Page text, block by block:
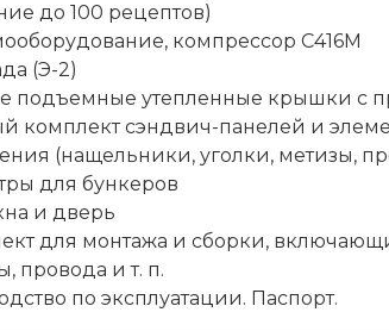
до 100 рецептов)
компрессор С416М
(Э-2)
подъемные утепленные крышки с
комплект сэндвич-панелей и
(нащельники, уголки, метизы,
для бункеров
и дверь
для монтажа и сборки,
провода и т. п.
по эксплуатации. Паспорт.